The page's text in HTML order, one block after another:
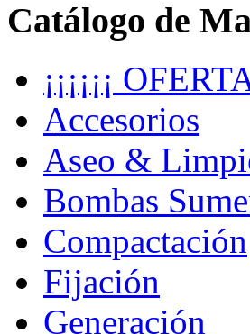
Catálogo de
¡¡¡¡¡¡
Accesorios
Aseo &
Bombas
Compactación
Fijación
Generación